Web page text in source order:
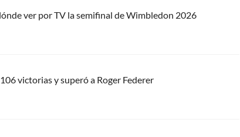
ver por TV la semifinal de Wimbledon 2026
victorias y superó a Roger Federer